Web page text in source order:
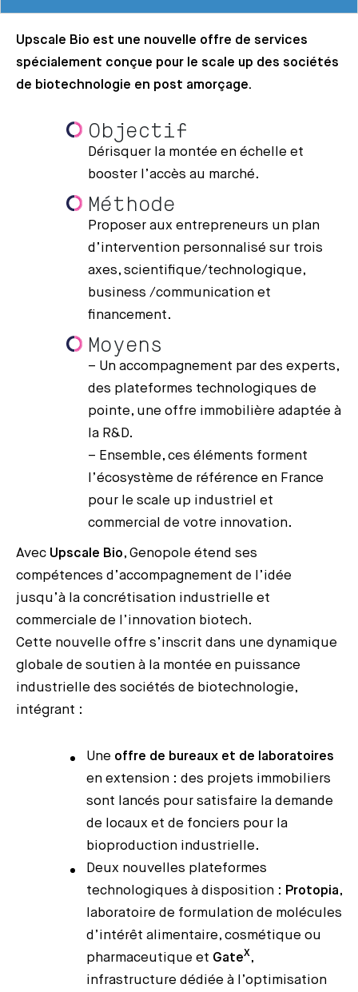
Upscale Bio est une nouvelle offre de services
spécialement conçue pour le scale up des sociétés
de biotechnologie en post amorçage.
Objectif
Dérisquer la montée en échelle et
booster l’accès au marché.
Méthode
Proposer aux entrepreneurs un plan
d’intervention personnalisé sur trois
axes, scientifique/technologique,
business /communication et
financement.
Moyens
– Un accompagnement par des experts,
des plateformes technologiques de
pointe, une offre immobilière adaptée à
la R&D.
– Ensemble, ces éléments forment
l’écosystème de référence en France
pour le scale up industriel et
commercial de votre innovation.
Avec Upscale Bio, Genopole étend ses
compétences d’accompagnement de l’idée
jusqu’à la concrétisation industrielle et
commerciale de l’innovation biotech.
Cette nouvelle offre s’inscrit dans une dynamique
globale de soutien à la montée en puissance
industrielle des sociétés de biotechnologie,
intégrant :
Une offre de bureaux et de laboratoires
en extension : des projets immobiliers
sont lancés pour satisfaire la demande
de locaux et de fonciers pour la
bioproduction industrielle.
Deux nouvelles plateformes
technologiques à disposition : Protopia,
laboratoire de formulation de molécules
d’intérêt alimentaire, cosmétique ou
pharmaceutique et GateX,
infrastructure dédiée à l’optimisation